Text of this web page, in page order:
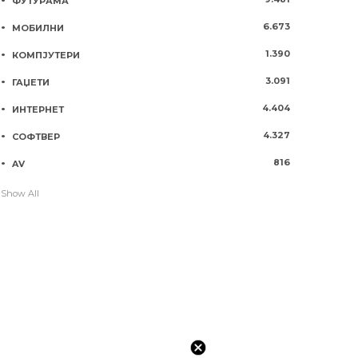
МОБИЛНИ 6.673
КОМПЈУТЕРИ 1.390
ГАЏЕТИ 3.091
ИНТЕРНЕТ 4.404
СОФТВЕР 4.327
AV 816
Show All